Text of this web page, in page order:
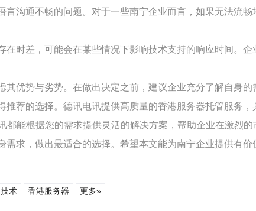
沟通不畅的问题。对于一些南宁企业而言，如果无法流
时差，可能会在某些情况下影响技术支持的响应时间。
其优势与劣势。在做出决定之前，建议企业充分了解自身的
荐的选择。德讯电讯提供高质量的香港服务器托管服务
能根据您的需求提供灵活的解决方案，帮助企业在激烈的
求，做出最适合的选择。希望本文能为南宁企业提供有价
技术 香港服务器 更多»